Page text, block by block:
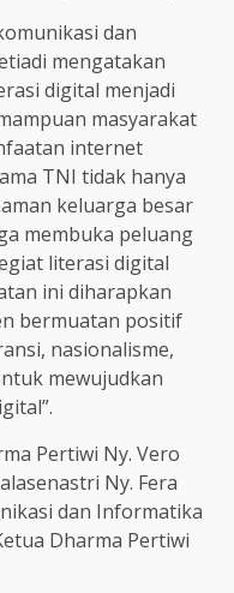
dan
mengatakan
digital menjadi
masyarakat
internet
TNI tidak hanya
keluarga besar
membuka peluang
literasi digital
ini diharapkan
bermuatan positif
nasionalisme,
mewujudkan
Pertiwi Ny. Vero
Ny. Fera
dan Informatika
Dharma Pertiwi